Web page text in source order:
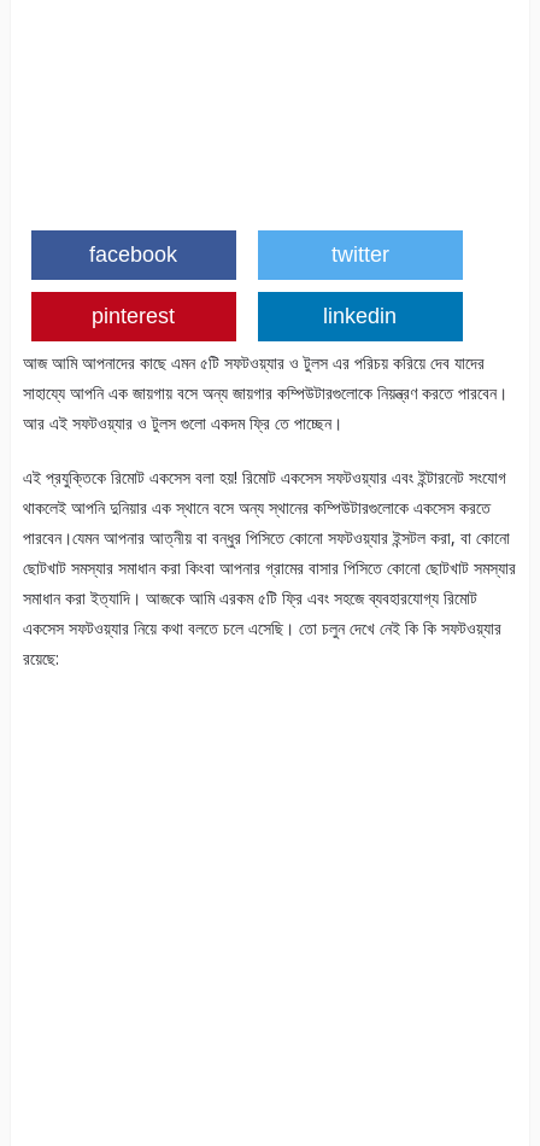
facebook twitter
pinterest linkedin
আজ আমি আপনাদের কাছে এমন ৫টি সফটওয়্যার ও টুলস এর পরিচয় করিয়ে দেব যাদের
সাহায্যে আপনি এক জায়গায় বসে অন্য জায়গার কম্পিউটারগুলোকে নিয়ন্ত্রণ করতে পারবেন।
আর এই সফটওয়্যার ও টুলস গুলো একদম ফ্রি তে পাচ্ছেন।
এই প্রযুক্তিকে রিমোট একসেস বলা হয়! রিমোট একসেস সফটওয়্যার এবং ইন্টারনেট সংযোগ
থাকলেই আপনি দুনিয়ার এক স্থানে বসে অন্য স্থানের কম্পিউটারগুলোকে একসেস করতে
পারবেন।যেমন আপনার আত্নীয় বা বন্ধুর পিসিতে কোনো সফটওয়্যার ইন্সটল করা, বা কোনো
ছোটখাট সমস্যার সমাধান করা কিংবা আপনার গ্রামের বাসার পিসিতে কোনো ছোটখাট সমস্যার
সমাধান করা ইত্যাদি। আজকে আমি এরকম ৫টি ফ্রি এবং সহজে ব্যবহারযোগ্য রিমোট
একসেস সফটওয়্যার নিয়ে কথা বলতে চলে এসেছি। তো চলুন দেখে নেই কি কি সফটওয়্যার
রয়েছে: